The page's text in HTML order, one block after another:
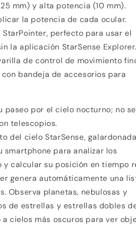
mm) y alta potencia (10 mm).
la potencia de cada ocular.
perfecto para usar el
la aplicación StarSense Explorer.
de control de movimiento
bandeja de accesorios para
paseo por el cielo nocturno; no se
telescopios.
del cielo StarSense,
para analizar los
calcular su posición en tiempo
genera automáticamente una
Observa planetas, nebulosas y
de estrellas y estrellas dobles
cielos más oscuros para ver